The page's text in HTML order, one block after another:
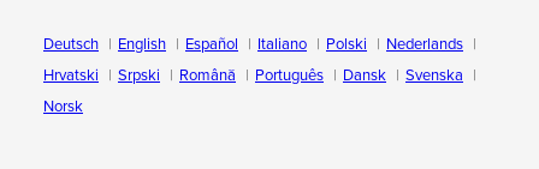
Deutsch English Español Italiano Polski
Nederlands
Hrvatski
Srpski Română Português Dansk
Svenska
Norsk